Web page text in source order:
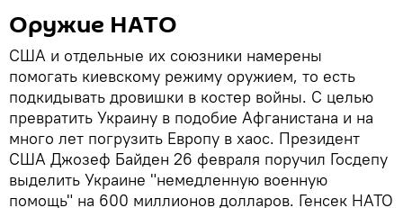
Оружие НАТО
США и отдельные их союзники намерены
помогать киевскому режиму оружием, то есть
подкидывать дровишки в костер войны. С целью
превратить Украину в подобие Афганистана и на
много лет погрузить Европу в хаос. Президент
США Джозеф Байден 26 февраля поручил Госдепу
выделить Украине "немедленную военную
помощь" на 600 миллионов долларов. Генсек НАТО